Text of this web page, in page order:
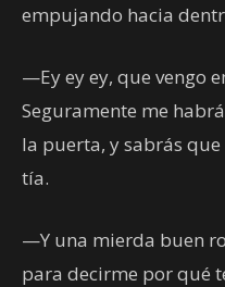
empujando hacia
—Ey ey ey, que vengo
Seguramente me
la puerta, y sabrás
tía.
—Y una mierda buen
para decirme por qué